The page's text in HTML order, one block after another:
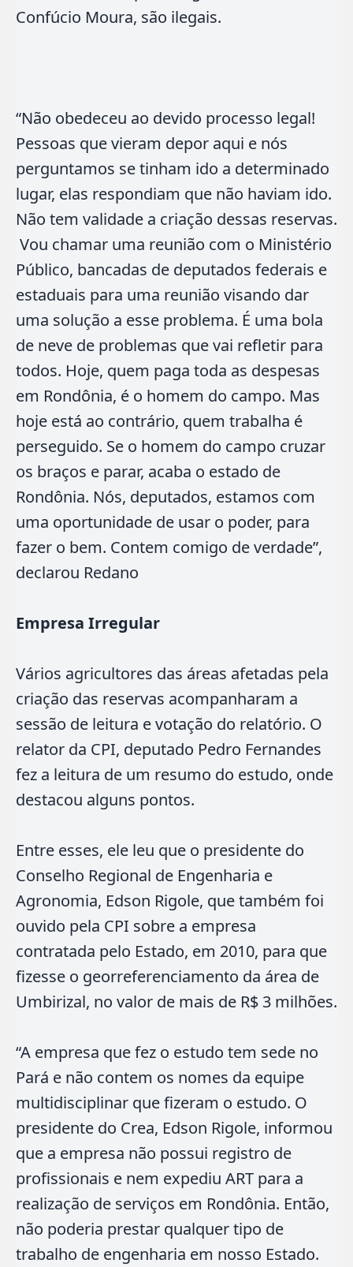
Confúcio Moura, são ilegais.
“Não obedeceu ao devido processo legal!
Pessoas que vieram depor aqui e nós
perguntamos se tinham ido a determinado
lugar, elas respondiam que não haviam ido.
Não tem validade a criação dessas reservas.
Vou chamar uma reunião com o Ministério
Público, bancadas de deputados federais e
estaduais para uma reunião visando dar
uma solução a esse problema. É uma bola
de neve de problemas que vai refletir para
todos. Hoje, quem paga toda as despesas
em Rondônia, é o homem do campo. Mas
hoje está ao contrário, quem trabalha é
perseguido. Se o homem do campo cruzar
os braços e parar, acaba o estado de
Rondônia. Nós, deputados, estamos com
uma oportunidade de usar o poder, para
fazer o bem. Contem comigo de verdade”,
declarou Redano
Empresa Irregular
Vários agricultores das áreas afetadas pela
criação das reservas acompanharam a
sessão de leitura e votação do relatório. O
relator da CPI, deputado Pedro Fernandes
fez a leitura de um resumo do estudo, onde
destacou alguns pontos.
Entre esses, ele leu que o presidente do
Conselho Regional de Engenharia e
Agronomia, Edson Rigole, que também foi
ouvido pela CPI sobre a empresa
contratada pelo Estado, em 2010, para que
fizesse o georreferenciamento da área de
Umbirizal, no valor de mais de R$ 3 milhões.
“A empresa que fez o estudo tem sede no
Pará e não contem os nomes da equipe
multidisciplinar que fizeram o estudo. O
presidente do Crea, Edson Rigole, informou
que a empresa não possui registro de
profissionais e nem expediu ART para a
realização de serviços em Rondônia. Então,
não poderia prestar qualquer tipo de
trabalho de engenharia em nosso Estado.